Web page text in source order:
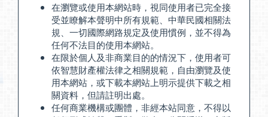
在瀏覽或使用本網站時，視同使用者已完全接
受並瞭解本聲明中所有規範、中華民國相關法
規、一切國際網路規定及使用慣例，並不得為
任何不法目的使用本網站。
在限於個人及非商業目的的情況下，使用者可
依智慧財產權法律之相關規範，自由瀏覽及使
用本網站，或下載本網站上明示提供下載之相
關資料，但請註明出處。
任何商業機構或團體，非經本站同意，不得以